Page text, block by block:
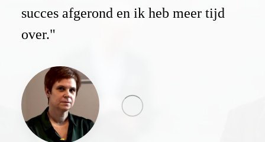
succes afgerond en ik heb meer tijd
over."